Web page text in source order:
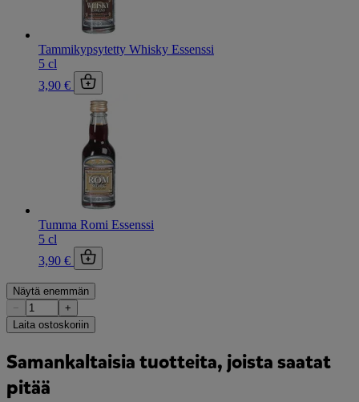
Tammikypsytetty Whisky Essenssi
5 cl
3,90 €
Tumma Romi Essenssi
5 cl
3,90 €
Näytä enemmän
−
+
Laita ostoskoriin
Samankaltaisia tuotteita, joista saatat
pitää